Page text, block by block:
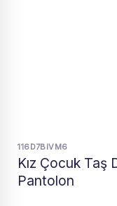
116D7BIVM6
Kız Çocuk Taş
Pantolon